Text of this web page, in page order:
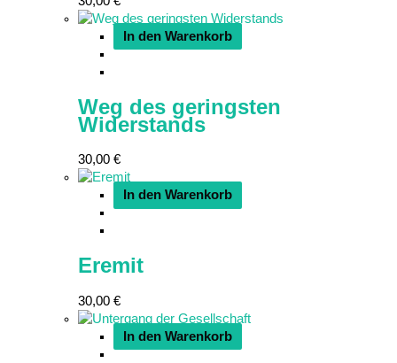
In den Warenkorb
Weg des geringsten
Widerstands
30,00 €
In den Warenkorb
Eremit
30,00 €
In den Warenkorb